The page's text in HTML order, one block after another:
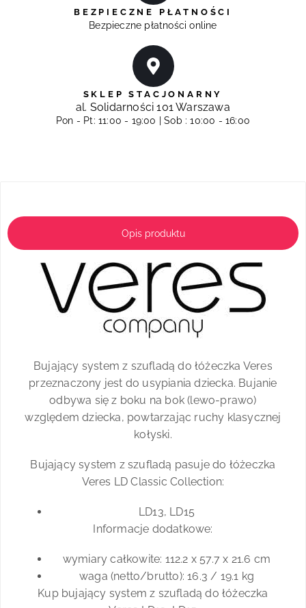
BEZPIECZNE PŁATNOŚCI
Bezpieczne płatności online
SKLEP STACJONARNY
al. Solidarności 101 Warszawa
Pon - Pt: 11:00 - 19:00 | Sob : 10:00 - 16:00
Opis produktu
Bujający system z szufladą do łóżeczka Veres
przeznaczony jest do usypiania dziecka. Bujanie
odbywa się z boku na bok (lewo-prawo)
względem dziecka, powtarzając ruchy klasycznej
kołyski.
Bujający system z szufladą pasuje do łóżeczka
Veres LD Classic Collection:
LD13, LD15
Informacje dodatkowe:
wymiary całkowite: 112.2 x 57.7 x 21.6 cm
waga (netto/brutto): 16.3 / 19.1 kg
Kup bujający system z szufladą do łóżeczka